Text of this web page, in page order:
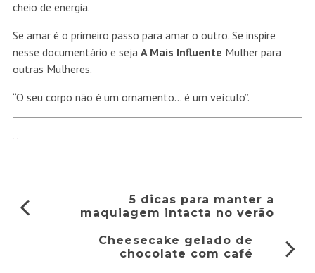
cheio de energia.
Se amar é o primeiro passo para amar o outro. Se inspire
nesse documentário e seja A Mais Influente Mulher para
outras Mulheres.
“O seu corpo não é um ornamento… é um veículo”.
5 dicas para manter a
maquiagem intacta no verão
Cheesecake gelado de
chocolate com café